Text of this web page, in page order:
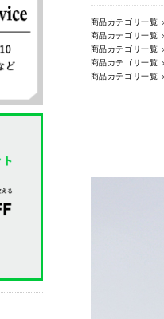
商品カテゴリ一覧 >
商品カテゴリ一覧
商品カテゴリ一覧 >
商品カテゴリ一覧 >
商品カテゴリ一覧